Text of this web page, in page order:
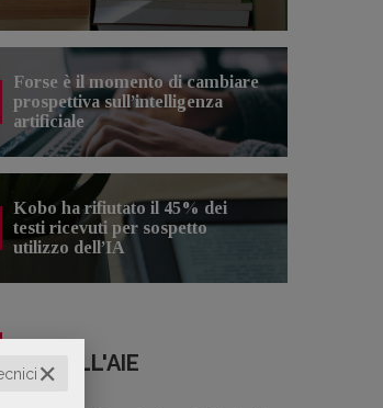
✕
Forse è il momento di cambiare
prospettiva sull’intelligenza
artificiale
Kobo ha rifiutato il 45% dei
testi ricevuti per sospetto
utilizzo dell’IA
DALL'AIE